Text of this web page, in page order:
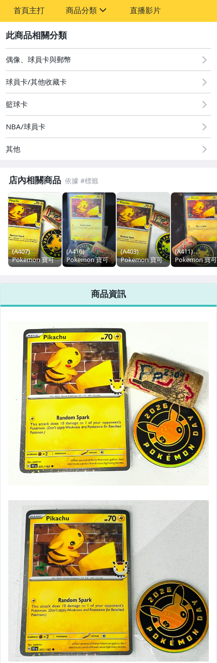
首頁主打 商品分類
偶像、球員卡與郵幣
直播影片
偶像、球員卡與郵幣
球員卡/其他收藏卡
籃球卡
NBA/球員卡
其他
店內相關商品
(A407)
Pokemon 寶可
夢 30th
週年皮卡丘 (加
(A410)
Pokemon 寶可
夢 30th
週年皮卡丘 (加
送一枚30週年紀
(A403)
Pokemon 寶可
夢 30th
週年皮卡丘 (加
送一枚30週年紀
念分幣)
(A411)
Pokemon 寶可
夢 30th
週年皮卡丘 (加
商品資訊